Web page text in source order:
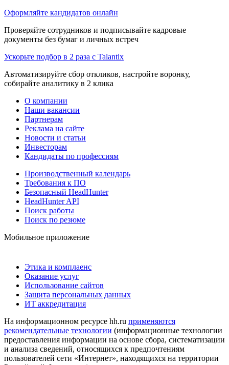
Оформляйте кандидатов онлайн
Проверяйте сотрудников и подписывайте кадровые
документы без бумаг и личных встреч
Ускорьте подбор в 2 раза с Talantix
Автоматизируйте сбор откликов, настройте воронку,
собирайте аналитику в 2 клика
О компании
Наши вакансии
Партнерам
Реклама на сайте
Новости и статьи
Инвесторам
Кандидаты по профессиям
Производственный календарь
Требования к ПО
Безопасный HeadHunter
HeadHunter API
Поиск работы
Поиск по резюме
Мобильное приложение
Этика и комплаенс
Оказание услуг
Использование сайтов
Защита персональных данных
ИТ аккредитация
На информационном ресурсе hh.ru применяются
рекомендательные технологии (информационные технологии
предоставления информации на основе сбора, систематизации
и анализа сведений, относящихся к предпочтениям
пользователей сети «Интернет», находящихся на территории